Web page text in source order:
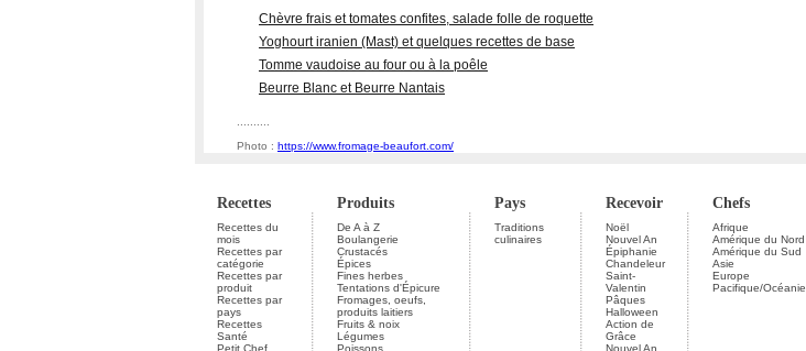
Chèvre frais et tomates confites, salade folle de roquette
Yoghourt iranien (Mast) et quelques recettes de base
Tomme vaudoise au four ou à la poêle
Beurre Blanc et Beurre Nantais
Photo : https://www.fromage-beaufort.com/
Recettes Produits Pays Recevoir Chefs
Recettes du
mois
Recettes par
catégorie
Recettes par
produit
Recettes par
pays
Recettes
Santé
Petit Chef
De A à Z
Boulangerie
Crustacés
Épices
Fines herbes
Tentations d'Épicure
Fromages, oeufs,
produits laitiers
Fruits & noix
Légumes
Poissons
Traditions
culinaires
Noël
Nouvel An
Épiphanie
Chandeleur
Saint-
Valentin
Pâques
Halloween
Action de
Grâce
Nouvel An
Afrique
Amérique du Nord
Amérique du Sud
Asie
Europe
Pacifique/Océanie